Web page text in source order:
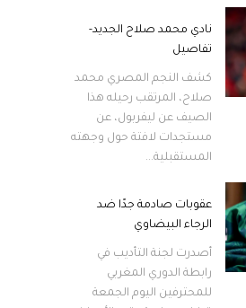
نادي محمد صلاح الجديد-
تفاصيل
كشف النجم المصري محمد
صلاح، المرتقب رحيله هذا
الصيف عن ليفربول، عن
مستجدات لافتة حول وجهته
المستقبلية...
عقوبات صادمة جدًا ضد
الرجاء البيضاوي
أصدرت لجنة التأديب في
رابطة الدوري المغربي
للمحترفين اليوم الجمعة